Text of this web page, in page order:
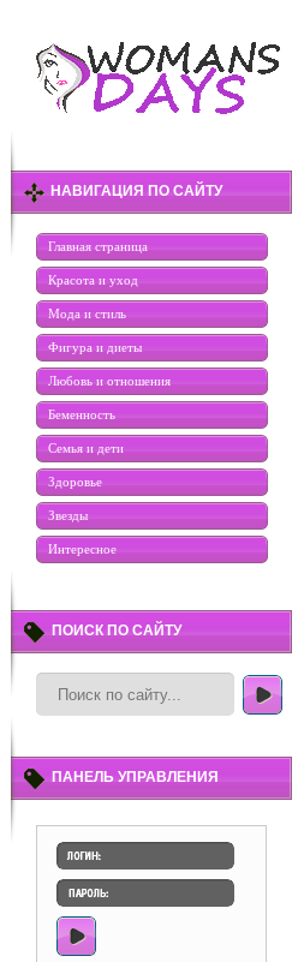
НАВИГАЦИЯ ПО САЙТУ
Главная страница
Красота и уход
Мода и стиль
Фигура и диеты
Любовь и отношения
Беменность
Семья и дети
Здоровье
Звезды
Интересное
ПОИСК ПО САЙТУ
ПАНЕЛЬ УПРАВЛЕНИЯ